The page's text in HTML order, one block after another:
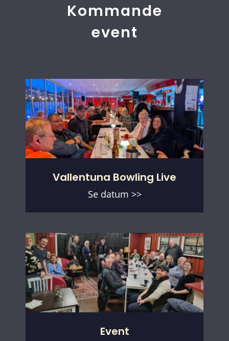
Kommande
event
Vallentuna Bowling Live
Se datum >>
Event